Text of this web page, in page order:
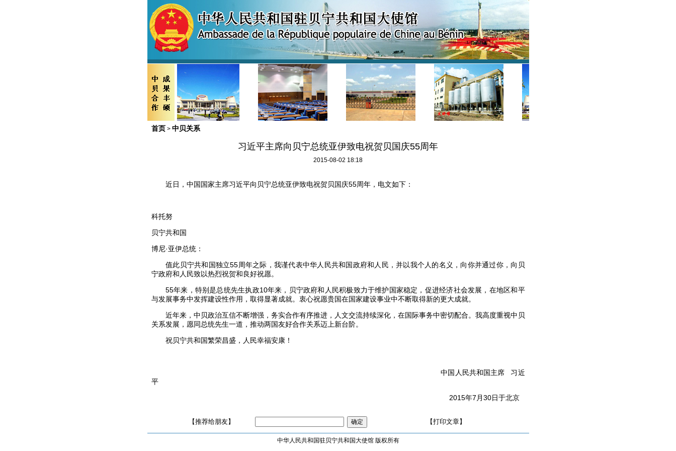
首页 > 中贝关系
习近平主席向贝宁总统亚伊致电祝贺贝国庆55周年
2015-08-02 18:18
近日，中国国家主席习近平向贝宁总统亚伊致电祝贺贝国庆55周年，电文如下：
科托努
贝宁共和国
博尼·亚伊总统：
值此贝宁共和国独立55周年之际，我谨代表中华人民共和国政府和人民，并以我个人的名义，向你并通过你，向贝
宁政府和人民致以热烈祝贺和良好祝愿。
55年来，特别是总统先生执政10年来，贝宁政府和人民积极致力于维护国家稳定，促进经济社会发展，在地区和平
与发展事务中发挥建设性作用，取得显著成就。衷心祝愿贵国在国家建设事业中不断取得新的更大成就。
近年来，中贝政治互信不断增强，务实合作有序推进，人文交流持续深化，在国际事务中密切配合。我高度重视中贝
关系发展，愿同总统先生一道，推动两国友好合作关系迈上新台阶。
祝贝宁共和国繁荣昌盛，人民幸福安康！
中国人民共和国主席
习近
平
2015年7 月30日于北京
【推荐给朋友】 【打印文章】
中华人民共和国驻贝宁共和国大使馆 版权所有